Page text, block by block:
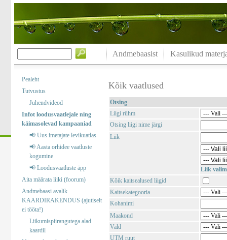
Andmebaasist Kasulikud
Pealeht
Tutvustus
Juhendvideod
Infot loodusvaatlejale ning
käimasolevad kampaaniad
📢 Uus imetajate levikuatlas
📢 Aasta orhidee vaatluste
kogumine
📢 Loodusvaatluste äpp
Aita määrata liiki (foorum)
Andmebaasi avalik
KAARDIRAKENDUS (ajutiselt
ei tööta!)
Liikumispiirangutega alad
kaardil
Kõik vaatlused
Otsing
Liigi rühm
Otsing liigi nime järgi
Liik
Liik
Kõik kaitsealused liigid
Kaitsekategooria
Kohanimi
Maakond
Vald
UTM ruut